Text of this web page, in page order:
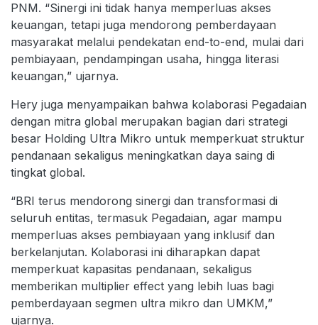
PNM. “Sinergi ini tidak hanya memperluas akses
keuangan, tetapi juga mendorong pemberdayaan
masyarakat melalui pendekatan end-to-end, mulai dari
pembiayaan, pendampingan usaha, hingga literasi
keuangan,” ujarnya.
Hery juga menyampaikan bahwa kolaborasi Pegadaian
dengan mitra global merupakan bagian dari strategi
besar Holding Ultra Mikro untuk memperkuat struktur
pendanaan sekaligus meningkatkan daya saing di
tingkat global.
“BRI terus mendorong sinergi dan transformasi di
seluruh entitas, termasuk Pegadaian, agar mampu
memperluas akses pembiayaan yang inklusif dan
berkelanjutan. Kolaborasi ini diharapkan dapat
memperkuat kapasitas pendanaan, sekaligus
memberikan multiplier effect yang lebih luas bagi
pemberdayaan segmen ultra mikro dan UMKM,”
ujarnya.